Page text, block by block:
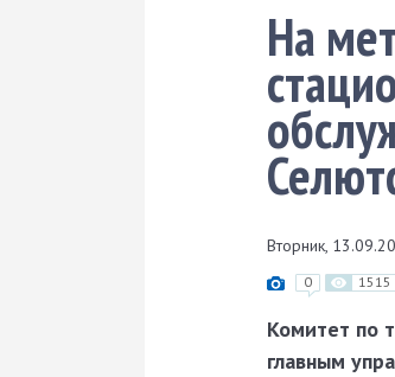
На
Вторник,
0 1515
Комитет по
главным